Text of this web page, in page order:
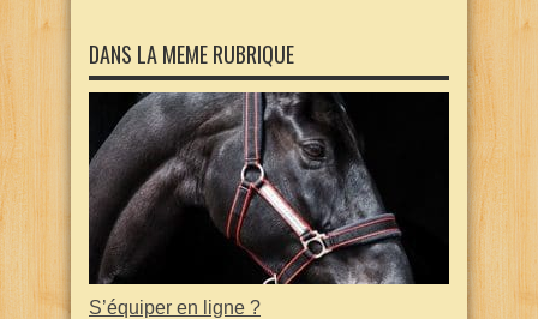
DANS LA MEME RUBRIQUE
S’équiper en ligne ?